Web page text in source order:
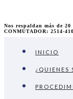
Nos respaldan más de
CONMUTADOR: 2514-
INICIO
¿QUIENES